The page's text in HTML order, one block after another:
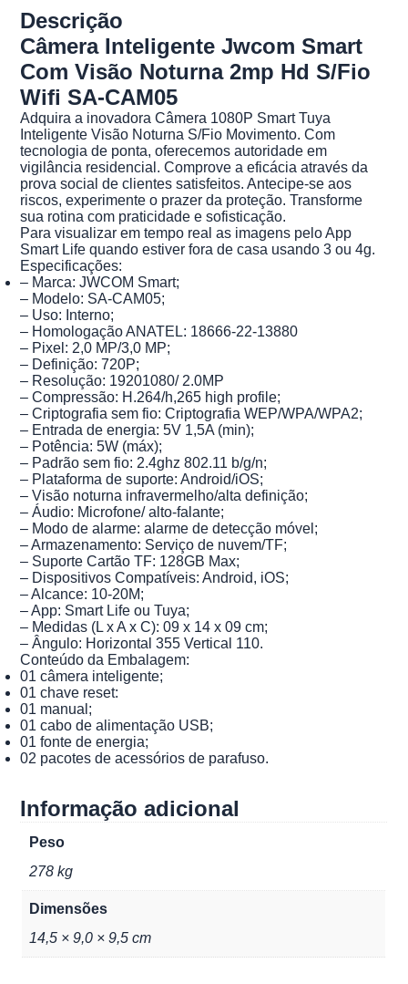
Descrição
Câmera Inteligente Jwcom Smart
Com Visão Noturna 2mp Hd S/Fio
Wifi SA-CAM05
Adquira a inovadora Câmera 1080P Smart Tuya
Inteligente Visão Noturna S/Fio Movimento. Com
tecnologia de ponta, oferecemos autoridade em
vigilância residencial. Comprove a eficácia através da
prova social de clientes satisfeitos. Antecipe-se aos
riscos, experimente o prazer da proteção. Transforme
sua rotina com praticidade e sofisticação.
Para visualizar em tempo real as imagens pelo App
Smart Life quando estiver fora de casa usando 3 ou 4g.
Especificações:
– Marca: JWCOM Smart;
– Modelo: SA-CAM05;
– Uso: Interno;
– Homologação ANATEL: 18666-22-13880
– Pixel: 2,0 MP/3,0 MP;
– Definição: 720P;
– Resolução: 19201080/ 2.0MP
– Compressão: H.264/h,265 high profile;
– Criptografia sem fio: Criptografia WEP/WPA/WPA2;
– Entrada de energia: 5V 1,5A (min);
– Potência: 5W (máx);
– Padrão sem fio: 2.4ghz 802.11 b/g/n;
– Plataforma de suporte: Android/iOS;
– Visão noturna infravermelho/alta definição;
– Áudio: Microfone/ alto-falante;
– Modo de alarme: alarme de detecção móvel;
– Armazenamento: Serviço de nuvem/TF;
– Suporte Cartão TF: 128GB Max;
– Dispositivos Compatíveis: Android, iOS;
– Alcance: 10-20M;
– App: Smart Life ou Tuya;
– Medidas (L x A x C): 09 x 14 x 09 cm;
– Ângulo: Horizontal 355 Vertical 110.
Conteúdo da Embalagem:
01 câmera inteligente;
01 chave reset:
01 manual;
01 cabo de alimentação USB;
01 fonte de energia;
02 pacotes de acessórios de parafuso.
Informação adicional
Peso
278 kg
Dimensões
14,5 × 9,0 × 9,5 cm